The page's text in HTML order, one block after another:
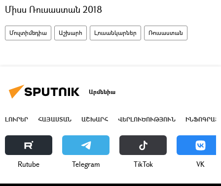
Միսս Ռուսաստան 2018
Մուլտիմեդիա Աշխարհ Լուսանկարներ Ռուսաստան
Արմենիա
ԼՈՒՐԵՐ ՀԱՅԱՍՏԱՆ ԱՇԽԱՐՀ ՎԵՐԼՈՒԾՈՒԹՅՈՒՆ
Rutube Telegram ТikТоk VK